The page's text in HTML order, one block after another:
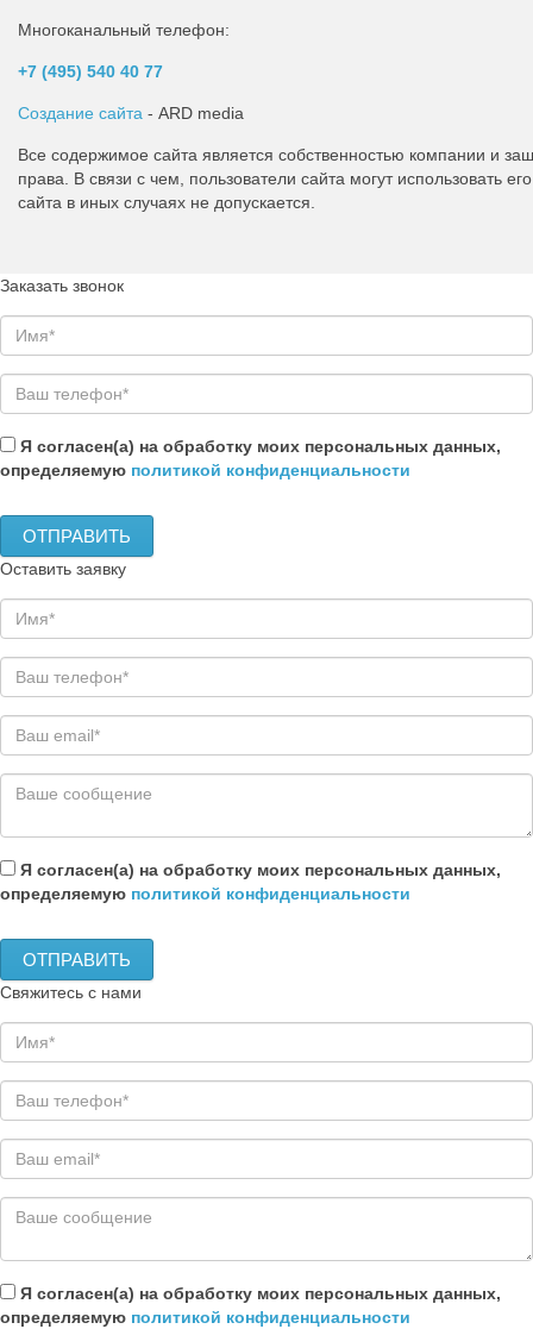
Многоканальный телефон:
+7 (495) 540 40 77
Создание сайта - ARD media
Все содержимое сайта является собственностью компании и
права. В связи с чем, пользователи сайта могут использовать
сайта в иных случаях не допускается.
Заказать звонок
Я согласен(а) на обработку моих персональных данных,
определяемую политикой конфиденциальности
Оставить заявку
Я согласен(а) на обработку моих персональных данных,
определяемую политикой конфиденциальности
Свяжитесь с нами
Я согласен(а) на обработку моих персональных данных,
определяемую политикой конфиденциальности